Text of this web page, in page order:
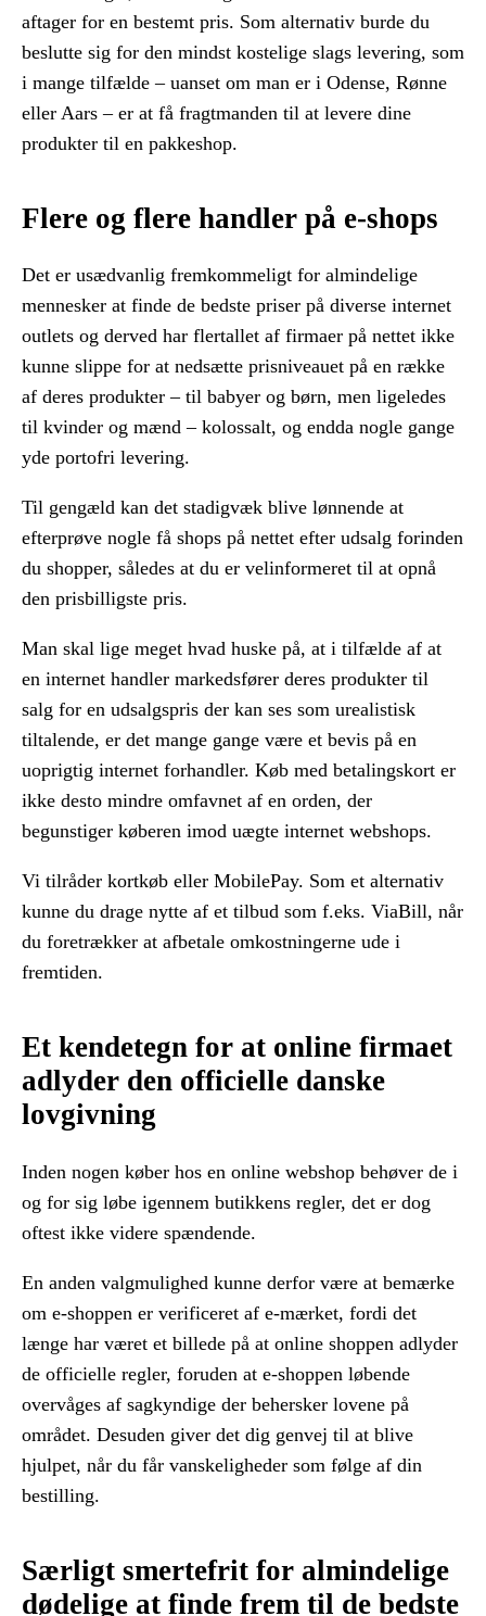
aftager for en bestemt pris. Som alternativ burde du
beslutte sig for den mindst kostelige slags levering, som
i mange tilfælde – uanset om man er i Odense, Rønne
eller Aars – er at få fragtmanden til at levere dine
produkter til en pakkeshop.
Flere og flere handler på e-shops
Det er usædvanlig fremkommeligt for almindelige
mennesker at finde de bedste priser på diverse internet
outlets og derved har flertallet af firmaer på nettet ikke
kunne slippe for at nedsætte prisniveauet på en række
af deres produkter – til babyer og børn, men ligeledes
til kvinder og mænd – kolossalt, og endda nogle gange
yde portofri levering.
Til gengæld kan det stadigvæk blive lønnende at
efterprøve nogle få shops på nettet efter udsalg forinden
du shopper, således at du er velinformeret til at opnå
den prisbilligste pris.
Man skal lige meget hvad huske på, at i tilfælde af at
en internet handler markedsfører deres produkter til
salg for en udsalgspris der kan ses som urealistisk
tiltalende, er det mange gange være et bevis på en
uoprigtig internet forhandler. Køb med betalingskort er
ikke desto mindre omfavnet af en orden, der
begunstiger køberen imod uægte internet webshops.
Vi tilråder kortkøb eller MobilePay. Som et alternativ
kunne du drage nytte af et tilbud som f.eks. ViaBill, når
du foretrækker at afbetale omkostningerne ude i
fremtiden.
Et kendetegn for at online firmaet
adlyder den officielle danske
lovgivning
Inden nogen køber hos en online webshop behøver de i
og for sig løbe igennem butikkens regler, det er dog
oftest ikke videre spændende.
En anden valgmulighed kunne derfor være at bemærke
om e-shoppen er verificeret af e-mærket, fordi det
længe har været et billede på at online shoppen adlyder
de officielle regler, foruden at e-shoppen løbende
overvåges af sagkyndige der behersker lovene på
området. Desuden giver det dig genvej til at blive
hjulpet, når du får vanskeligheder som følge af din
bestilling.
Særligt smertefrit for almindelige
dødelige at finde frem til de bedste